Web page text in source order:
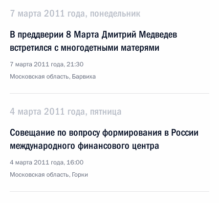
7 марта 2011 года, понедельник
В преддверии 8 Марта Дмитрий Медведев
встретился с многодетными матерями
7 марта 2011 года, 21:30
Московская область, Барвиха
4 марта 2011 года, пятница
Совещание по вопросу формирования в России
международного финансового центра
4 марта 2011 года, 16:00
Московская область, Горки